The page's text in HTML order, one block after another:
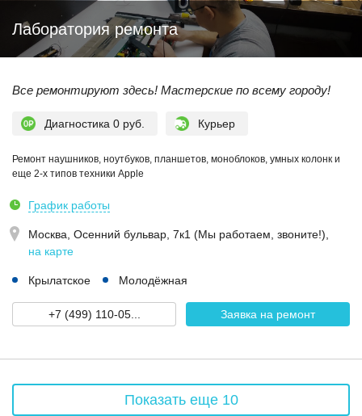
Лаборатория ремонта
Все ремонтируют здесь! Мастерские по всему городу!
Диагностика 0 руб. Курьер
Ремонт наушников, ноутбуков, планшетов, моноблоков, умных колонк и
еще 2-х типов техники Apple
График работы
Москва, Осенний бульвар, 7к1 (Мы работаем, звоните!)
на карте
Крылатское Молодёжная
+7 (499) 110-05... Заявка на ремонт
Показать еще 10